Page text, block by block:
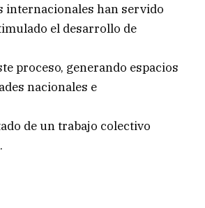
internacionales han servido
el desarrollo de
proceso, generando espacios
nacionales e
de un trabajo colectivo